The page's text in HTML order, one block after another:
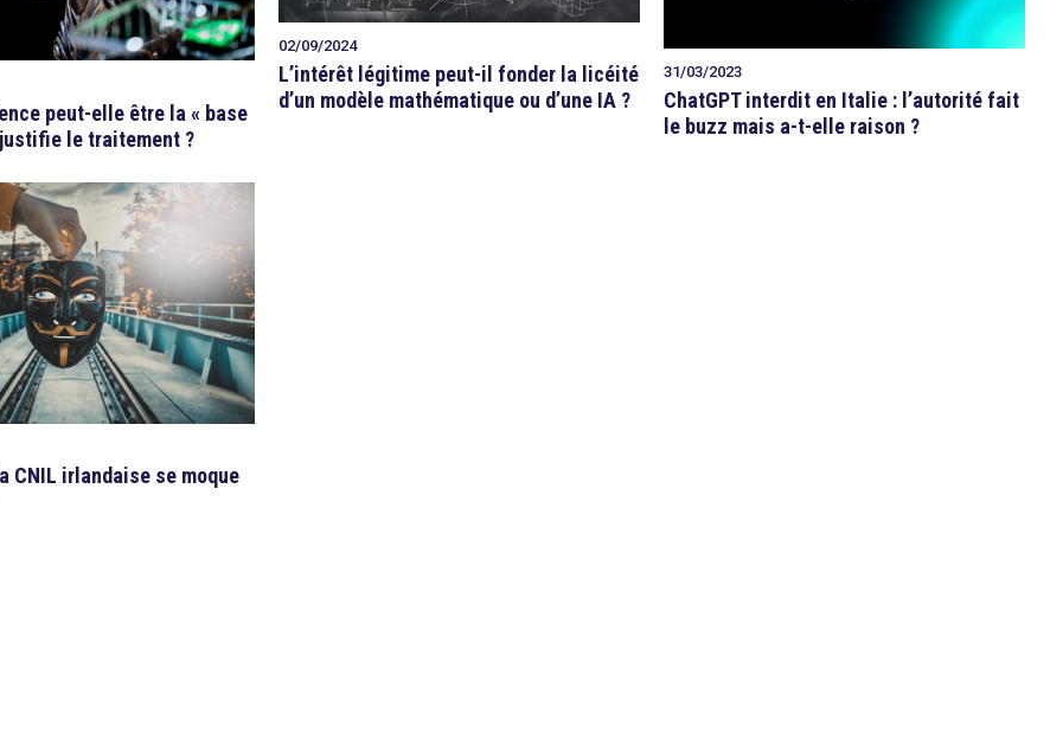
peut-elle être la « base
le traitement ?
02/09/2024
L’intérêt légitime peut-il fonder la licéité
d’un modèle mathématique ou d’une IA ?
31/03/2023
ChatGPT interdit en Italie : l’autorité fait
le buzz mais a-t-elle raison ?
CNIL irlandaise se moque